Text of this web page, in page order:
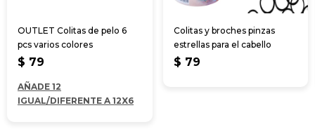
OUTLET Colitas de pelo 6
pcs varios colores
$ 79
AÑADE 12
IGUAL/DIFERENTE A 12X6
Colitas y broches pinzas
estrellas para el cabello
$ 79